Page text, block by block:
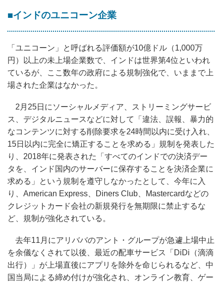
■インドのユニコーン企業
「ユニコーン」と呼ばれる評価額が10億ドル（1,000万
円）以上の未上場企業数で、インドは世界第4位といわれ
ているが、ここ数年の政府による規制強化で、いままで上
場された企業はなかった。
2月25日にソーシャルメディア、ストリーミングサービ
ス、デジタルニュースなどに対して「違法、誤報、暴力的
なコンテンツに対する削除要求を24時間以内に受け入れ、
15日以内に完全に矯正することを求める」規制を発表した
り、2018年に発表された「すべてのインドでの決済デー
タを、インド国内のサーバーに保存することを決済企業に
求める」という規制を遵守しなかったとして、今年に入
り、American Express、Diners Club、Mastercardなどの
クレジットカード会社の新規発行を無期限に禁止するな
ど、規制が強化されている。
去年11月にアリババのアント・グループが急遽上場中止
を余儀なくされて以後、最近の配車サービス「DiDi（滴滴
出行）」が上場直後にアプリを除外を命じられるなど、中
国当局による締め付けが強化され、オンライン教育、ゲー